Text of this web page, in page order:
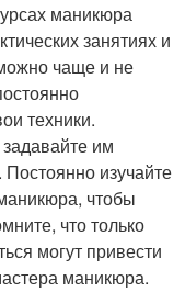
маникюра
занятиях и
чаще и не
техники.
им
изучайте
чтобы
что только
могут привести
маникюра.